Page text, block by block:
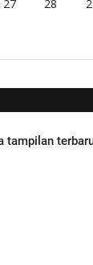
27 28
tampilan